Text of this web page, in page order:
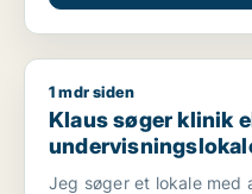
Klaus søger klinik eller
1 mdr siden
Klaus søger klinik
Allerød eller Farum
Jeg søger et lokale med